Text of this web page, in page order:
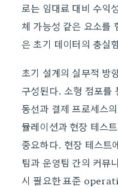
로는 임대료 대비 수익
체 가능성 같은 요소를
은 초기 데이터의 충실
초기 설계의 실무적 방
구성된다. 소형 점포를
동선과 결제 프로세스
뮬레이션과 현장 테스
중요하다. 현장 테스트
팀과 운영팀 간의 커뮤
시 필요한 표준